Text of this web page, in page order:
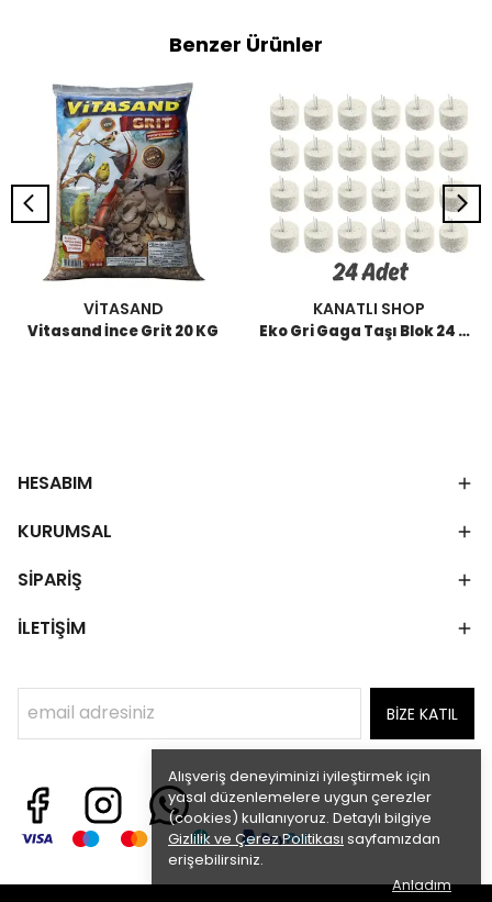
Alışveriş deneyiminizi iyileştirmek için
yasal düzenlemelere uygun çerezler
(cookies) kullanıyoruz. Detaylı bilgiye
Gizlilik ve Çerez Politikası sayfamızdan
erişebilirsiniz.
Anladım
Benzer Ürünler
VİTASAND
Vitasand İnce Grit 20 KG
KANATLI SHOP
Eko Gri Gaga Taşı Blok 24 Adet
HESABIM
KURUMSAL
SİPARİŞ
İLETİŞİM
BİZE KATIL